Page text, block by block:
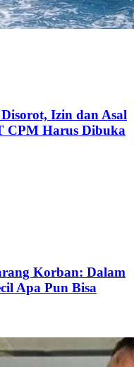
Izin dan Asal
CPM Harus Dibuka
Korban: Dalam
Apa Pun Bisa